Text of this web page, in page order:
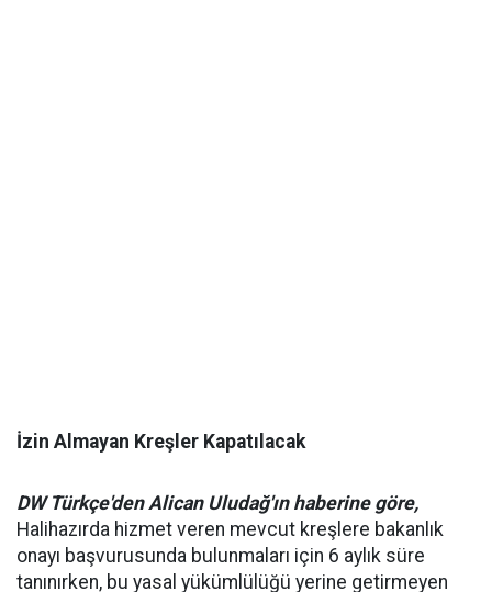
İzin Almayan Kreşler Kapatılacak
DW Türkçe'den Alican Uludağ'ın haberine göre,
Halihazırda hizmet veren mevcut kreşlere bakanlık
onayı başvurusunda bulunmaları için 6 aylık süre
tanınırken, bu yasal yükümlülüğü yerine getirmeyen